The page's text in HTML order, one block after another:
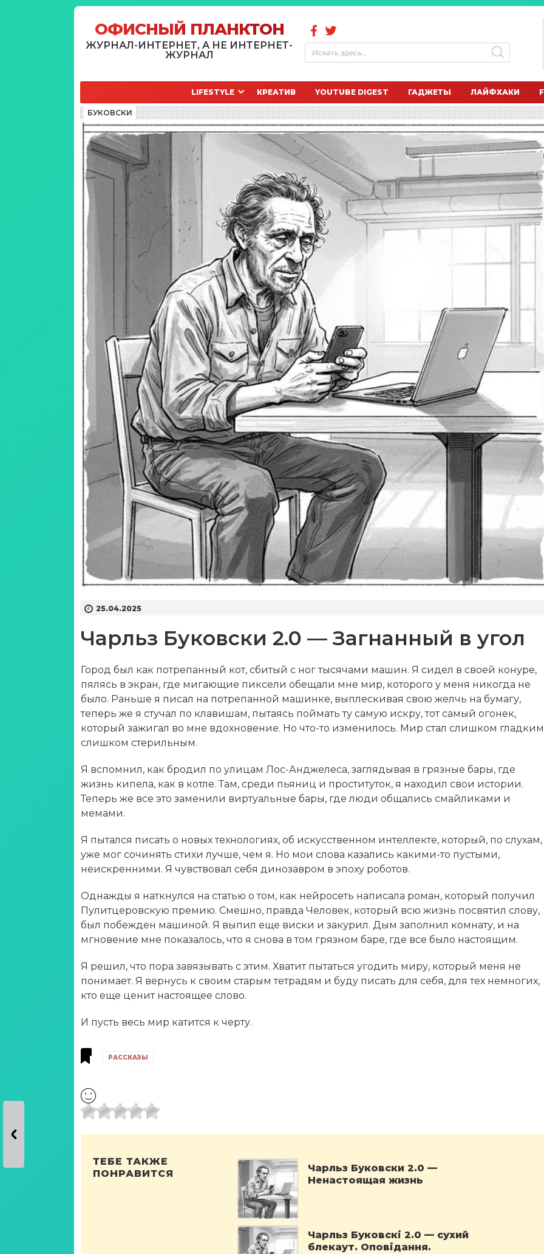
ОФИСНЫЙ ПЛАНКТОН
ЖУРНАЛ-ИНТЕРНЕТ, А НЕ ИНТЕРНЕТ-
ЖУРНАЛ
LIFESTYLE КРЕАТИВ YOUTUBE DIGEST ГАДЖЕТЫ ЛАЙФХАКИ
БУКОВСКИ
25.04.2025
Чарльз Буковски 2.0 — Загнанный в угол
Город был как потрепанный кот, сбитый с ног тысячами машин. Я сидел в своей конуре,
пялясь в экран, где мигающие пиксели обещали мне мир, которого у меня никогда не
было. Раньше я писал на потрепанной машинке, выплескивая свою желчь на бумагу,
теперь же я стучал по клавишам, пытаясь поймать ту самую искру, тот самый огонек,
который зажигал во мне вдохновение. Но что-то изменилось. Мир стал слишком
слишком стерильным.
Я вспомнил, как бродил по улицам Лос-Анджелеса, заглядывая в грязные бары, где
жизнь кипела, как в котле. Там, среди пьяниц и проституток, я находил свои истории.
Теперь же все это заменили виртуальные бары, где люди общались смайликами и
мемами.
Я пытался писать о новых технологиях, об искусственном интеллекте, который, по слухам,
уже мог сочинять стихи лучше, чем я. Но мои слова казались какими-то пустыми,
неискренними. Я чувствовал себя динозавром в эпоху роботов.
Однажды я наткнулся на статью о том, как нейросеть написала роман, который получил
Пулитцеровскую премию. Смешно, правда Человек, который всю жизнь посвятил слову,
был побежден машиной. Я выпил еще виски и закурил. Дым заполнил комнату, и на
мгновение мне показалось, что я снова в том грязном баре, где все было настоящим.
Я решил, что пора завязывать с этим. Хватит пытаться угодить миру, который меня не
понимает. Я вернусь к своим старым тетрадям и буду писать для себя, для тех немногих,
кто еще ценит настоящее слово.
И пусть весь мир катится к черту.
РАССКАЗЫ
ТЕБЕ ТАКЖЕ
ПОНРАВИТСЯ
Чарльз Буковски 2.0 —
Ненастоящая жизнь
Чарльз Буковскі 2.0 — сухий
блекаут. Оповідання.